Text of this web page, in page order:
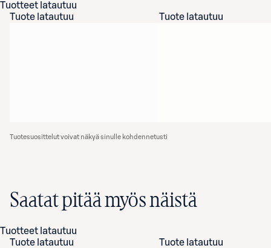
Tuotteet latautuu
Tuote latautuu
Tuote latautuu
Tuotesuosittelut voivat näkyä sinulle kohdennetusti
Saatat pitää myös näistä
Tuotteet latautuu
Tuote latautuu
Tuote latautuu